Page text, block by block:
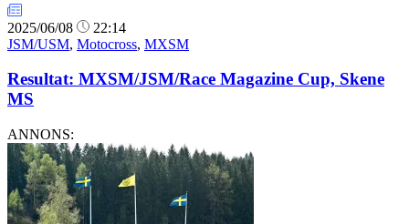
2025/06/08
22:14
JSM/USM, Motocross, MXSM
Resultat: MXSM/JSM/Race Magazine Cup, Skene
MS
ANNONS: